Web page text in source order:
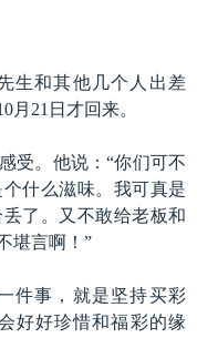
生和其他几个人出差
月21日才回来。
受。他说：“你们可不
什么滋味。我可真是
了。又不敢给老板和
堪言啊！”
件事，就是坚持买彩
好好珍惜和福彩的缘